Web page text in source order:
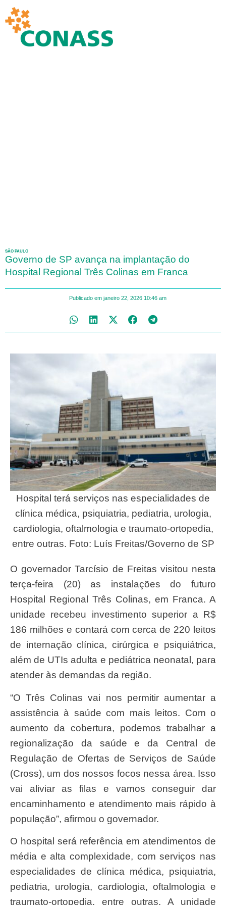
SÃO PAULO
Governo de SP avança na implantação do
Hospital Regional Três Colinas em Franca
Publicado em janeiro 22, 2026 10:46 am
Hospital terá serviços nas especialidades de
clínica médica, psiquiatria, pediatria, urologia,
cardiologia, oftalmologia e traumato-ortopedia,
entre outras. Foto: Luís Freitas/Governo de SP
O governador Tarcísio de Freitas visitou nesta
terça-feira (20) as instalações do futuro
Hospital Regional Três Colinas, em Franca. A
unidade recebeu investimento superior a R$
186 milhões e contará com cerca de 220 leitos
de internação clínica, cirúrgica e psiquiátrica,
além de UTIs adulta e pediátrica neonatal, para
atender às demandas da região.
“O Três Colinas vai nos permitir aumentar a
assistência à saúde com mais leitos. Com o
aumento da cobertura, podemos trabalhar a
regionalização da saúde e da Central de
Regulação de Ofertas de Serviços de Saúde
(Cross), um dos nossos focos nessa área. Isso
vai aliviar as filas e vamos conseguir dar
encaminhamento e atendimento mais rápido à
população”, afirmou o governador.
O hospital será referência em atendimentos de
média e alta complexidade, com serviços nas
especialidades de clínica médica, psiquiatria,
pediatria, urologia, cardiologia, oftalmologia e
traumato-ortopedia, entre outras. A unidade